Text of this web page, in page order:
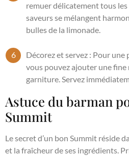
remuer délicatement tous
saveurs se mélangent
bulles de la limonade.
Décorez et servez : Pour
vous pouvez ajouter une
garniture. Servez
Astuce du barman
Summit
Le secret d’un bon Summit réside
et la fraîcheur de ses ingrédients.